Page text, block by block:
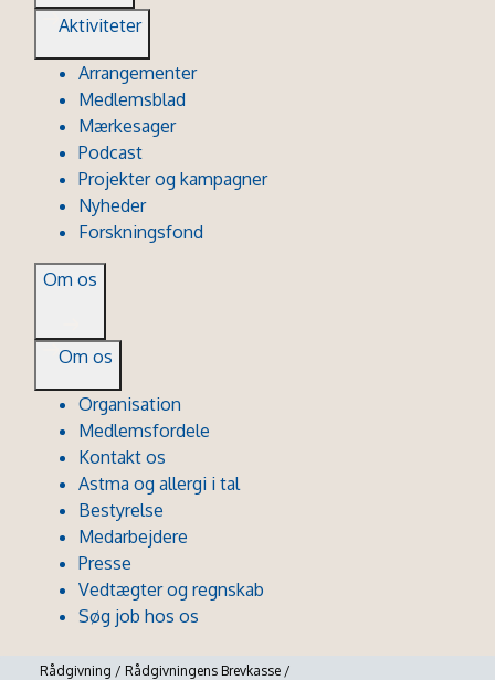
Aktiviteter
Arrangementer
Medlemsblad
Mærkesager
Podcast
Projekter og kampagner
Nyheder
Forskningsfond
Om os
Om os
Organisation
Medlemsfordele
Kontakt os
Astma og allergi i tal
Bestyrelse
Medarbejdere
Presse
Vedtægter og regnskab
Søg job hos os
Rådgivning / Rådgivningens Brevkasse /